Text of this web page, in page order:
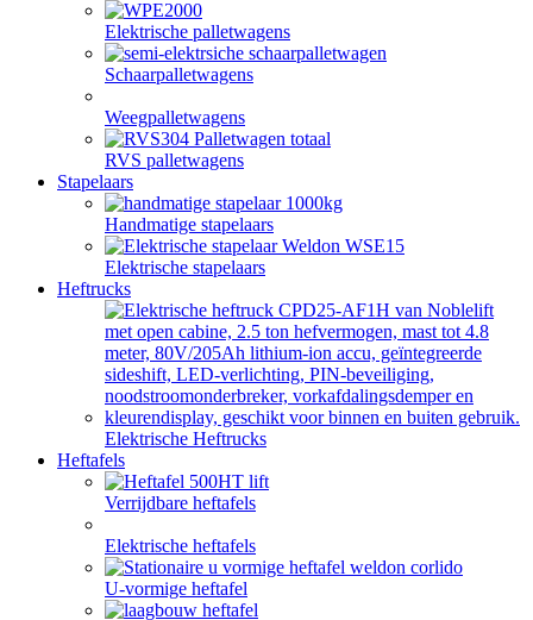
Elektrische palletwagens
Schaarpalletwagens
Weegpalletwagens
RVS palletwagens
Stapelaars
Handmatige stapelaars
Elektrische stapelaars
Heftrucks
Elektrische Heftrucks
Heftafels
Verrijdbare heftafels
Elektrische heftafels
U-vormige heftafel